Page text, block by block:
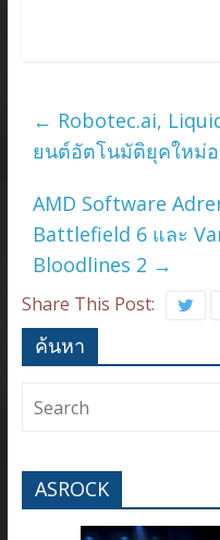
← Robotec.ai,
ยนต์อัตโนมัติยุคใหม่อ
AMD Software
Battlefield 6 และ
Bloodlines 2 →
Share This Post:
ค้นหา
ASROCK